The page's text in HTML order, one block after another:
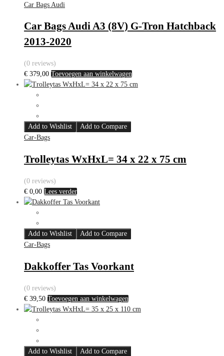
Car Bags Audi
Car Bags Audi A3 (8V) G-Tron Hatchback
2013-2020
(0 reviews)
€ 379,00 Toevoegen aan winkelwagen
Add to Wishlist
Add to Compare
Car-Bags
Trolleytas WxHxL= 34 x 22 x 75 cm
(0 reviews)
€ 0,00 Lees verder
Add to Wishlist
Add to Compare
Car-Bags
Dakkoffer Tas Voorkant
(0 reviews)
€ 39,50 Toevoegen aan winkelwagen
Add to Wishlist
Add to Compare